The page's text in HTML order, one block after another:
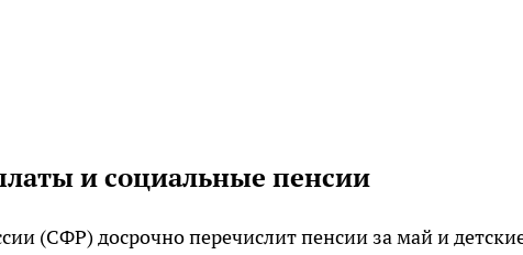
и социальные пенсии
(СФР) досрочно перечислит пенсии за май и